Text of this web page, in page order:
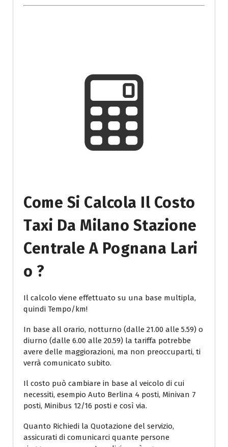
Come Si Calcola Il Costo
Taxi Da Milano Stazione
Centrale A Pognana Lari
O ?
Il calcolo viene effettuato su una base multipla,
quindi Tempo/km!
In base all orario, notturno (dalle 21.00 alle 5.59) o
diurno (dalle 6.00 alle 20.59) la tariffa potrebbe
avere delle maggiorazioni, ma non preoccuparti, ti
verrà comunicato subito.
Il costo può cambiare in base al veicolo di cui
necessiti, esempio Auto Berlina 4 posti, Minivan 7
posti, Minibus 12/16 posti e così via.
Quanto Richiedi la Quotazione del servizio,
assicurati di comunicarci quante persone